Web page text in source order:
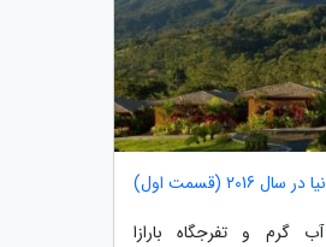
گرم و تفرجگاه بارازا